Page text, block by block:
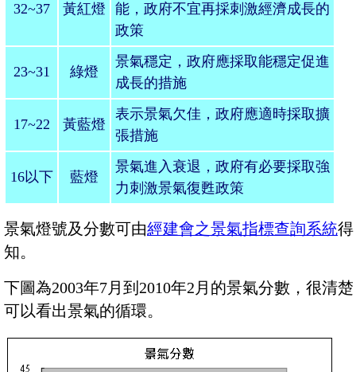
32~37 黃紅燈
能，政府不宜再採刺激經濟成長的
政策
23~31 綠燈
景氣穩定，政府應採取能穩定促進
成長的措施
17~22 黃藍燈
表示景氣欠佳，政府應適時採取擴
張措施
16以下 藍燈
景氣進入衰退，政府有必要採取強
力刺激景氣復甦政策
景氣燈號及分數可由經建會之景氣指標查詢系統得
知。
下圖為2003年7月到2010年2月的景氣分數，很清楚
可以看出景氣的循環。